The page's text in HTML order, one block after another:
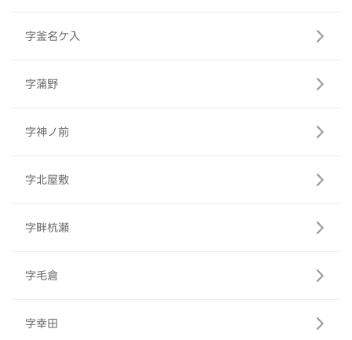
字釜名ケ入
字蒲野
字神ノ前
字北屋敷
字畔杭瀬
字毛倉
字幸田